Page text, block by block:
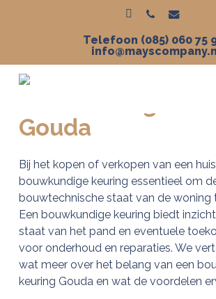
Telefoon (085) 060 75
Gouda
Bij het kopen of verkopen van een
bouwkundige keuring essentieel om
bouwtechnische staat van de woning
Een bouwkundige keuring biedt
staat van het pand en eventuele
voor onderhoud en reparaties. We
wat meer over het belang van een
keuring Gouda en wat de voordelen